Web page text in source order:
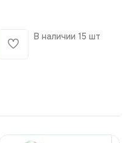
В наличии 15 шт